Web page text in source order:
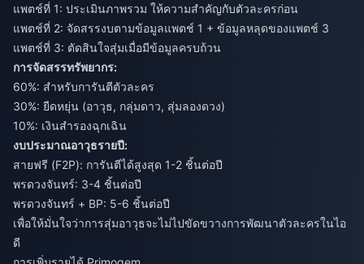
แพตช์ที่ 1: ประเมินภาพรวม ให้ความสำคัญกับตัวละครก่อน
แพตช์ที่ 2: จัดสรรงบตามข้อมูลแพตช์ 1 + ข้อมูลหลุดของแพตช์ 3
แพตช์ที่ 3: ตัดสินใจสุ่มเมื่อมีข้อมูลครบถ้วน
การจัดสรรทรัพยากร:
60%: สำหรับการันตีตัวละคร
30%: ยืดหยุ่น (อาวุธ, กลุ่มดาว, สุ่มลองดวง)
10%: เงินสำรองฉุกเฉิน
งบประมาณอาวุธรายปี:
สายฟรี (F2P): การันตีได้สูงสุด 1-2 ชิ้นต่อปี
พรดวงจันทร์: 3-4 ชิ้นต่อปี
พรดวงจันทร์ + BP: 5-6 ชิ้นต่อปี
เพื่อให้มั่นใจว่าการสุ่มอาวุธจะไม่ไปขัดขวางการพัฒนาตัวละครในไอ
ดี